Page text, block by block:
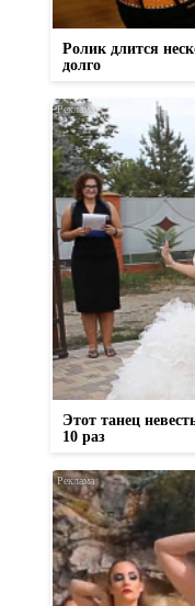
Ролик длится
долго
Этот танец
10 раз